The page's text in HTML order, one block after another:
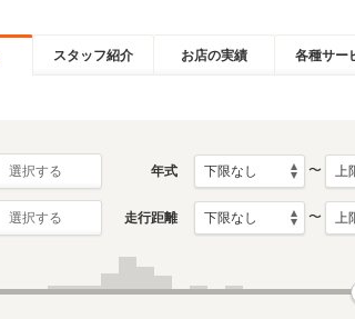
スタッフ紹介 お店の実績 各種サー
選択する 年式 〜
選択する 走行距離 〜